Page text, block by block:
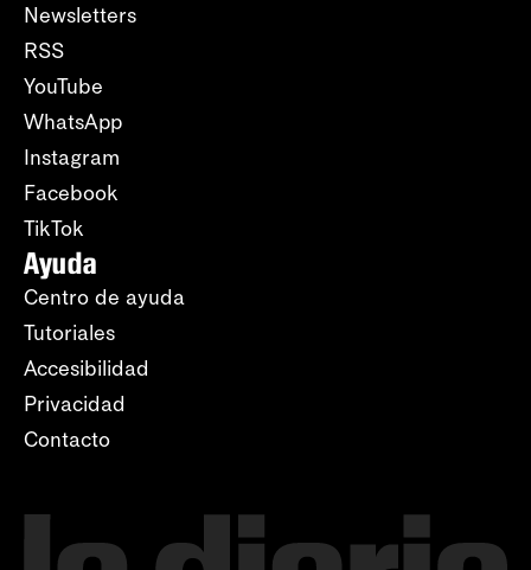
Newsletters
RSS
YouTube
WhatsApp
Instagram
Facebook
TikTok
Ayuda
Centro de ayuda
Tutoriales
Accesibilidad
Privacidad
Contacto